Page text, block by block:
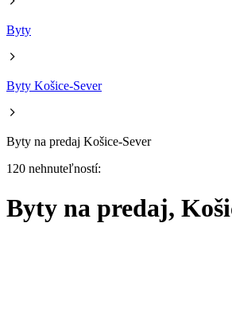
Byty
Byty Košice-Sever
Byty na predaj Košice-Sever
120 nehnuteľností:
Byty na predaj,